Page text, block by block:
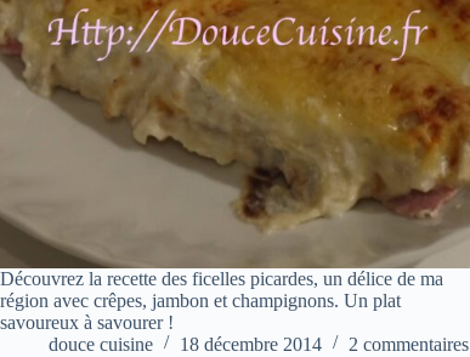
Découvrez la recette des ficelles picardes, un délice de ma
région avec crêpes, jambon et champignons. Un plat
savoureux à savourer !
douce cuisine
18 décembre 2014 2 commentaires